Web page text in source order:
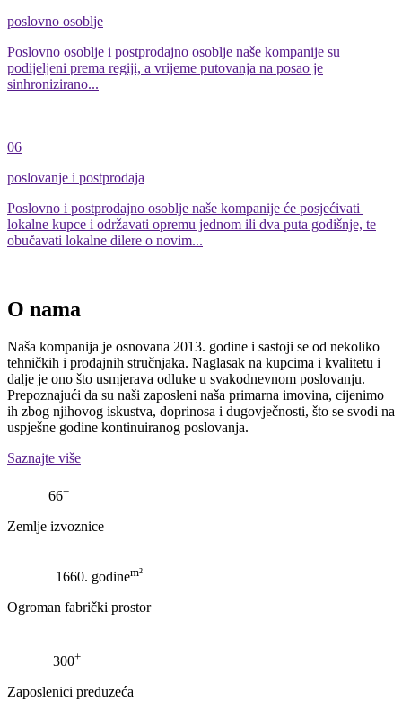
poslovno osoblje
Poslovno osoblje i postprodajno osoblje naše kompanije su
podijeljeni prema regiji, a vrijeme putovanja na posao je
sinhronizirano...
06
poslovanje i postprodaja
Poslovno i postprodajno osoblje naše kompanije će posjećivati ​​
lokalne kupce i održavati opremu jednom ili dva puta godišnje, te
obučavati lokalne dilere o novim...
O nama
Naša kompanija je osnovana 2013. godine i sastoji se od nekoliko
tehničkih i prodajnih stručnjaka. Naglasak na kupcima i kvalitetu i
dalje je ono što usmjerava odluke u svakodnevnom poslovanju.
Prepoznajući da su naši zaposleni naša primarna imovina, cijenimo
ih zbog njihovog iskustva, doprinosa i dugovječnosti, što se svodi na
uspješne godine kontinuiranog poslovanja.
Saznajte više
66+
Zemlje izvoznice
1660. godinem²
Ogroman fabrički prostor
300+
Zaposlenici preduzeća